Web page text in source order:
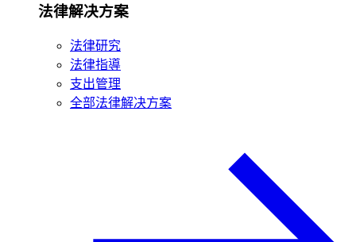
法律解决方案
法律研究
法律指導
支出管理
全部法律解决方案